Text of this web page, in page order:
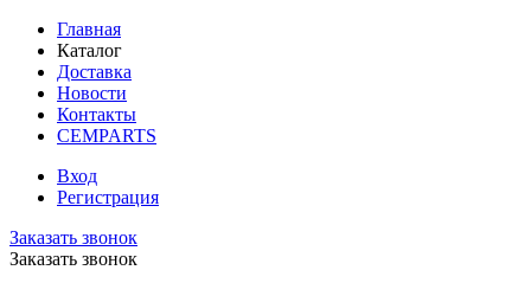
Главная
Каталог
Доставка
Новости
Контакты
CEMPARTS
Вход
Регистрация
Заказать звонок
Заказать звонок